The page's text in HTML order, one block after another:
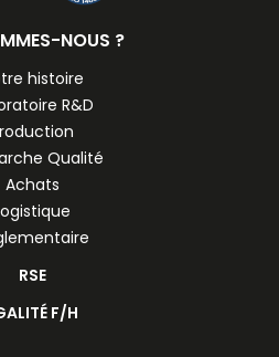
NOUS ?
histoire
R&D
Qualité
Achats
RSE
F/H